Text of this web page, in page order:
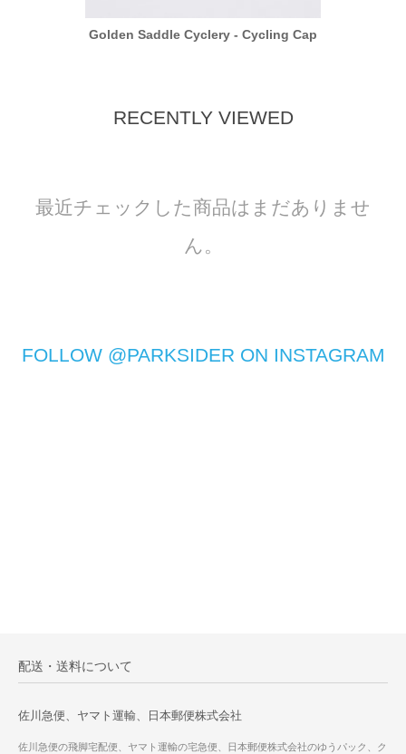
Golden Saddle Cyclery - Cycling Cap
RECENTLY VIEWED
最近チェックした商品はまだありませ
ん。
FOLLOW @PARKSIDER ON INSTAGRAM
配送・送料について
佐川急便、ヤマト運輸、日本郵便株式会社
佐川急便の飛脚宅配便、ヤマト運輸の宅急便、日本郵便株式会社のゆうパック、ク